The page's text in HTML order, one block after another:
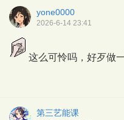
yone0000
2026-6-14 23:41
这么可怜吗，好歹做
第三艺能课